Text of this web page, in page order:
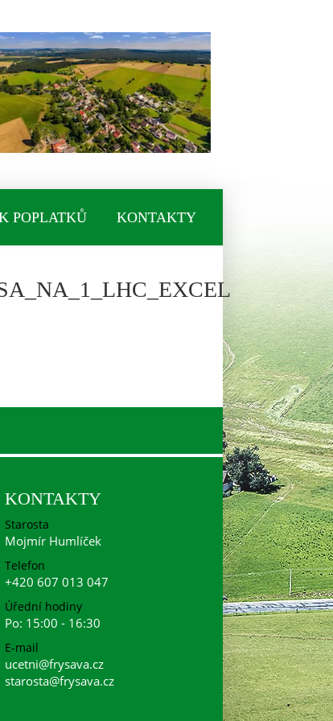
POPLATKŮ KONTAKTY
KONTAKTY
Starosta
Mojmír Humlíček
Telefon
+420 607 013 047
Úřední hodiny
Po: 15:00 - 16:30
E-mail
ucetni@frysava.cz
starosta@frysava.cz